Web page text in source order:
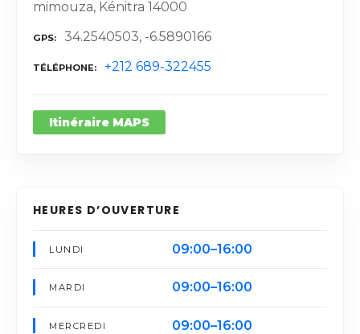
mimouza, Kénitra 14000
GPS 34.2540503, -6.5890166
TÉLÉPHONE +212 689-322455
Itinéraire MAPS
HEURES D’OUVERTURE
LUNDI 09:00–16:00
MARDI 09:00–16:00
MERCREDI 09:00–16:00